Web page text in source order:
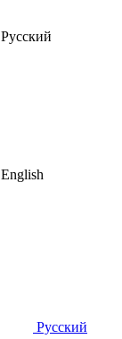
Русский
English
Русский